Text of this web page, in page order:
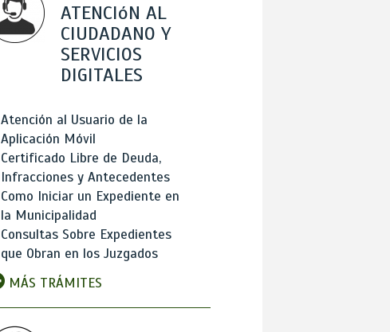
ATENCIóN AL
CIUDADANO Y
SERVICIOS
DIGITALES
Atención al Usuario de la
Aplicación Móvil
Certificado Libre de Deuda,
Infracciones y Antecedentes
Como Iniciar un Expediente en
la Municipalidad
Consultas Sobre Expedientes
que Obran en los Juzgados
MÁS TRÁMITES